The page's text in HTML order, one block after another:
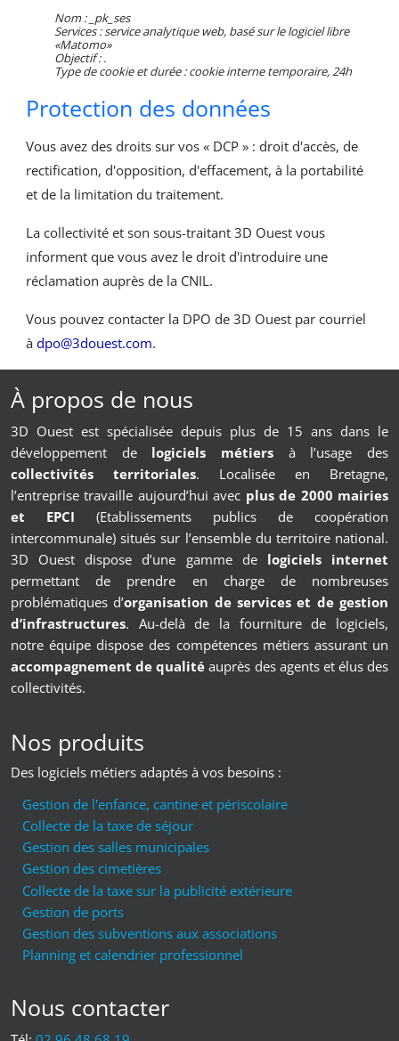
Nom : _pk_ses
Services : service analytique web, basé sur le logiciel libre
«Matomo»
Objectif : .
Type de cookie et durée : cookie interne temporaire, 24h
Protection des données
Vous avez des droits sur vos « DCP » : droit d'accès, de
rectification, d'opposition, d'effacement, à la portabilité
et de la limitation du traitement.
La collectivité et son sous-traitant 3D Ouest vous
informent que vous avez le droit d'introduire une
réclamation auprès de la CNIL.
Vous pouvez contacter la DPO de 3D Ouest par courriel
à dpo@3douest.com.
À propos de nous
3D Ouest est spécialisée depuis plus de 15 ans dans le
développement de logiciels métiers à l’usage des
collectivités territoriales. Localisée en Bretagne,
l’entreprise travaille aujourd’hui avec plus de 2000 mairies
et EPCI (Etablissements publics de coopération
intercommunale) situés sur l’ensemble du territoire national.
3D Ouest dispose d’une gamme de logiciels internet
permettant de prendre en charge de nombreuses
problématiques d’organisation de services et de gestion
d’infrastructures. Au-delà de la fourniture de logiciels,
notre équipe dispose des compétences métiers assurant un
accompagnement de qualitéauprès des agents et élus des
collectivités.
Nos produits
Des logiciels métiers adaptés à vos besoins :
Gestion de l'enfance, cantine et périscolaire
Collecte de la taxe de séjour
Gestion des salles municipales
Gestion des cimetières
Collecte de la taxe sur la publicité extérieure
Gestion de ports
Gestion des subventions aux associations
Planning et calendrier professionnel
Nous contacter